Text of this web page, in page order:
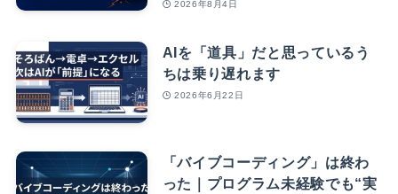
2026年8月4日
AIを「道具」だと思っているう
ちは乗り遅れます
2026年6月22日
「バイブコーディング」は終わ
った｜プログラム未経験でも“実